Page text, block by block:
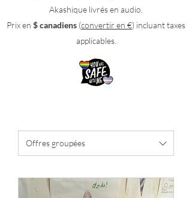
Akashique livrés en audio.
Prix en $ canadiens (convertir en €) incluant taxes
applicables.
Offres groupées